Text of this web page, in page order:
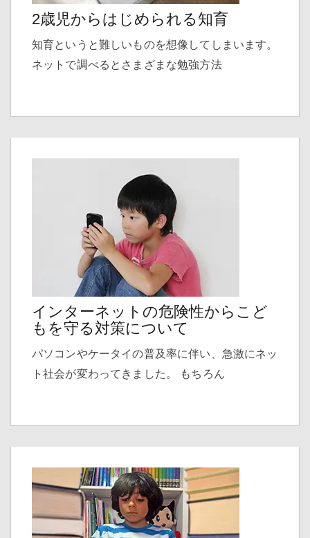
2歳児からはじめられる知育
知育というと難しいものを想像してしまいます。
ネットで調べるとさまざまな勉強方法
インターネットの危険性からこど
もを守る対策について
パソコンやケータイの普及率に伴い、急激にネッ
ト社会が変わってきました。 もちろん